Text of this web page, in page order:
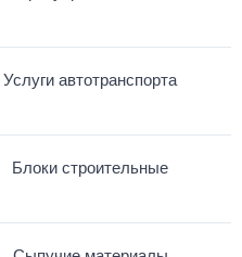
Услуги автотранспорта
Блоки строительные